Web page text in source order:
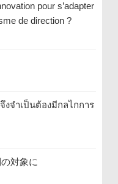
pour s’adapter
de direction ?
งจำเป็นต้องมีกลไกการ
対象に